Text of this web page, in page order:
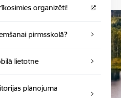
organizēti!
pirmsskolā?
lietotne
plānojuma